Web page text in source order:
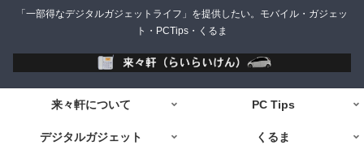
「一部得なデジタルガジェットライフ」を提供したい。モバイル・ガジェッ
ト・PCTips・くるま
来々軒について PC Tips
デジタルガジェット くるま